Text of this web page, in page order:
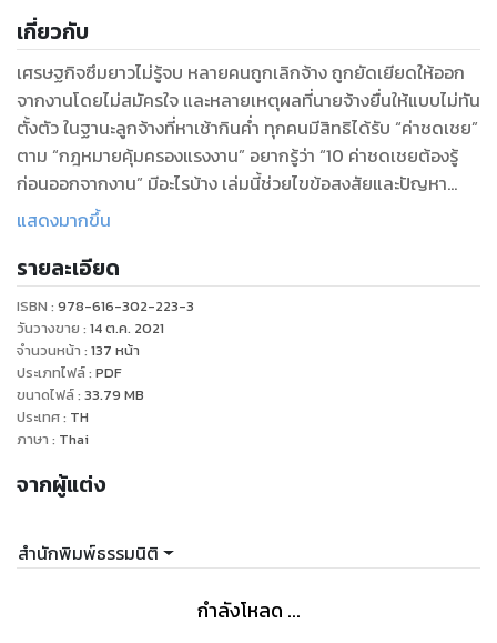
เกี่ยวกับ
เศรษฐกิจซึมยาวไม่รู้จบ หลายคนถูกเลิกจ้าง ถูกยัดเยียดให้ออก
จากงานโดยไม่สมัครใจ และหลายเหตุผลที่นายจ้างยื่นให้แบบไม่ทัน
ตั้งตัว ในฐานะลูกจ้างที่หาเช้ากินค่ำ ทุกคนมีสิทธิได้รับ “ค่าชดเชย”
ตาม “กฎหมายคุ้มครองแรงงาน” อยากรู้ว่า “10 ค่าชดเชยต้องรู้
ก่อนออกจากงาน” มีอะไรบ้าง เล่มนี้ช่วยไขข้อสงสัยและปัญหา
หลายๆ อย่างให้กับลูกจ้างไว้ศึกษา หรือต่อยอดสิ่งที่รู้มาให้ลึกซึ้ง
แสดงมากขึ้น
รายละเอียด
ISBN : 978-616-302-223-3
วันวางขาย : 14 ต.ค. 2021
จำนวนหน้า : 137 หน้า
ประเภทไฟล์: PDF
ขนาดไฟล์: 33.79 MB
ประเทศ: TH
ภาษา : Thai
จากผู้แต่ง
สำนักพิมพ์ธรรมนิติ
กำลังโหลด ...